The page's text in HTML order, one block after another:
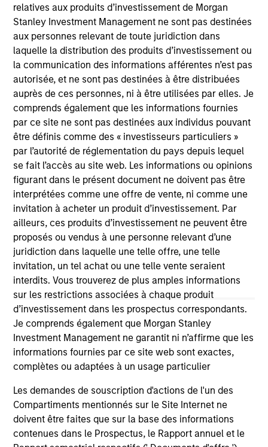
relatives aux produits d’investissement de Morgan
Stanley Investment Management ne sont pas destinées
aux personnes relevant de toute juridiction dans
laquelle la distribution des produits d’investissement ou
la communication des informations afférentes n’est pas
autorisée, et ne sont pas destinées à être distribuées
auprès de ces personnes, ni à être utilisées par elles. Je
comprends également que les informations fournies
par ce site ne sont pas destinées aux individus pouvant
être définis comme des « investisseurs particuliers »
par l’autorité de réglementation du pays depuis lequel
se fait l’accès au site web. Les informations ou opinions
figurant dans le présent document ne doivent pas être
interprétées comme une offre de vente, ni comme une
invitation à acheter un produit d’investissement. Par
ailleurs, ces produits d’investissement ne peuvent être
proposés ou vendus à une personne relevant d’une
juridiction dans laquelle une telle offre, une telle
invitation, un tel achat ou une telle vente seraient
interdits. Vous trouverez de plus amples informations
sur les restrictions associées à chaque produit
d’investissement dans les prospectus correspondants.
Je comprends également que Morgan Stanley
Investment Management ne garantit ni n’affirme que les
informations fournies par ce site web sont exactes,
complètes ou adaptées à un usage particulier
Les demandes de souscription d'actions de l'un des
Compartiments mentionnés sur le Site Internet ne
doivent être faites que sur la base des informations
contenues dans le Prospectus, le Rapport annuel et le
As of August 21, 2025. The above is provided for
informational and educational purposes only. There is no
guarantee that the investment mentioned resulted in
positive performance (for realized holdings), or will perform
well in the future (for current holdings). The trademarks and
service marks above are the property of their respective
owners. The information on this website has not been
authorized, sponsored, or otherwise approved by such
owners. By clicking on any links shown here, you agree that
you are navigating to a third party site. We are providing
these hyperlinks to you only as a convenience and the
inclusion of any hyperlink is not and does not imply any
endorsement, approval, investigation, verification or
monitoring by us of any information contained in any
hyperlinked site. In no event shall we be responsible for the
information contained on the site or your use of such site